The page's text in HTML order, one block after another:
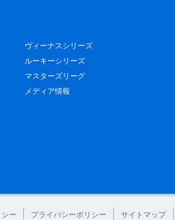
ヴィーナスシリーズ
ルーキーシリーズ
マスターズリーグ
メディア情報
ー プライバシーポリシー サイトマップ